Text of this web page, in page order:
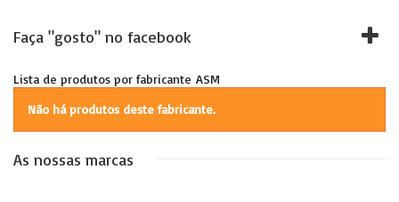
Faça "gosto" no facebook
Lista de produtos por fabricante ASM
Não há produtos deste fabricante.
As nossas marcas